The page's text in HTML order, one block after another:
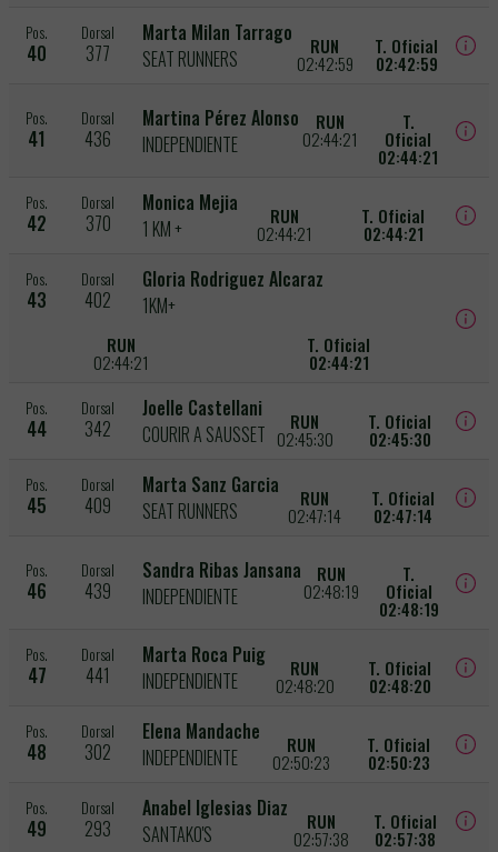
Pos.
40
Dorsal
377
Marta Milan Tarrago
SEAT RUNNERS
RUN
02:42:59
T. Oficial
02:42:59
Pos.
41
Dorsal
436
Martina Pérez Alonso
INDEPENDIENTE
RUN
02:44:21
T.
Oficial
02:44:21
Pos.
42
Dorsal
370
Monica Mejia
1 KM +
RUN
02:44:21
T. Oficial
02:44:21
Pos.
43
Dorsal
402
Gloria Rodriguez Alcaraz
1KM+
RUN
02:44:21
T. Oficial
02:44:21
Pos.
44
Dorsal
342
Joelle Castellani
COURIR A SAUSSET
RUN
02:45:30
T. Oficial
02:45:30
Pos.
45
Dorsal
409
Marta Sanz Garcia
SEAT RUNNERS
RUN
02:47:14
T. Oficial
02:47:14
Pos.
46
Dorsal
439
Sandra Ribas Jansana
INDEPENDIENTE
RUN
02:48:19
T.
Oficial
02:48:19
Pos.
47
Dorsal
441
Marta Roca Puig
INDEPENDIENTE
RUN
02:48:20
T. Oficial
02:48:20
Pos.
48
Dorsal
302
Elena Mandache
INDEPENDIENTE
RUN
02:50:23
T. Oficial
02:50:23
Pos.
49
Dorsal
293
Anabel Iglesias Diaz
SANTAKO'S
RUN
02:57:38
T. Oficial
02:57:38